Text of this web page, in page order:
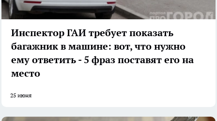
Инспектор ГАИ требует показать
багажник в машине: вот, что нужно
ему ответить - 5 фраз поставят его на
место
25 июня